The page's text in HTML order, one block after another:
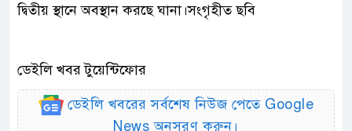
দ্বিতীয় স্থানে অবস্থান করছে ঘানা।সংগৃহীত ছবি
ডেইলি খবর টুয়েন্টিফোর
ডেইলি খবরের সর্বশেষ নিউজ পেতে Google
News অনুসরণ করুন।